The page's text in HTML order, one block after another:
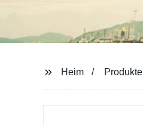
Heim Produkte